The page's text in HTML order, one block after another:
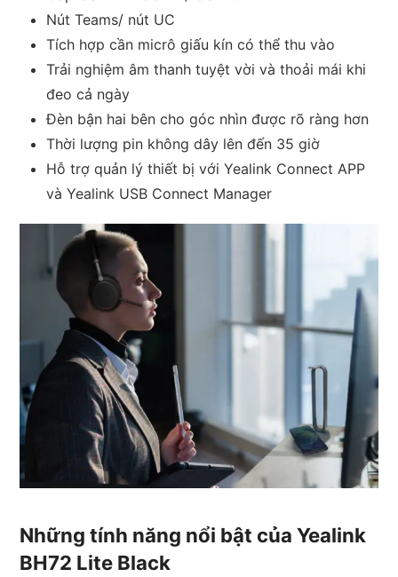
Nút Teams/ nút UC
Tích hợp cần micrô giấu kín có thể thu vào
Trải nghiệm âm thanh tuyệt vời và thoải mái khi
đeo cả ngày
Đèn bận hai bên cho góc nhìn được rõ ràng hơn
Thời lượng pin không dây lên đến 35 giờ
Hỗ trợ quản lý thiết bị với Yealink Connect APP
và Yealink USB Connect Manager
Những tính năng nổi bật của Yealink
BH72 Lite Black